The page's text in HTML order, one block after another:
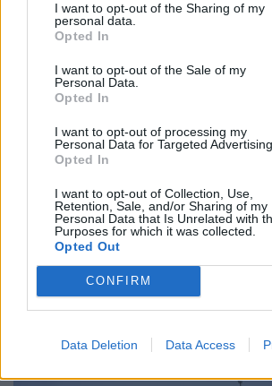
I want to opt-out of the Sharing of my
personal data.
Opted In
I want to opt-out of the Sale of my
Personal Data.
Opted In
I want to opt-out of processing my
Personal Data for Targeted Advertising.
Opted In
I want to opt-out of Collection, Use,
Retention, Sale, and/or Sharing of my
Personal Data that Is Unrelated with
Purposes for which it was collected.
Opted Out
CONFIRM
Data Deletion Data Access
Megint keményen lecsapott a
egy webshopra: súlyos milliókba
trükközésük
Több mint 68 millió forintos bírságot
Gazdasági Versenyhivatal egy ismert
forgalmazóra.